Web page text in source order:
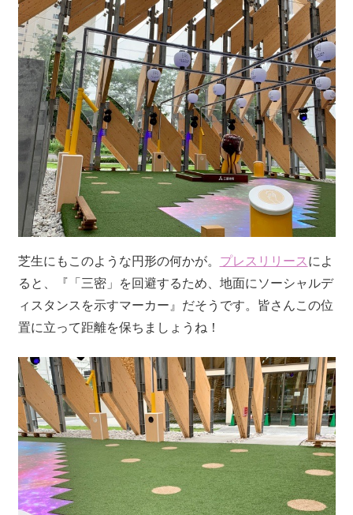
芝生にもこのような円形の何かが。 プレスリリースによ
ると、『「三密」を回避するため、地面にソーシャルデ
ィスタンスを示すマーカー』だそうです。皆さんこの位
置に立って距離を保ちましょうね！